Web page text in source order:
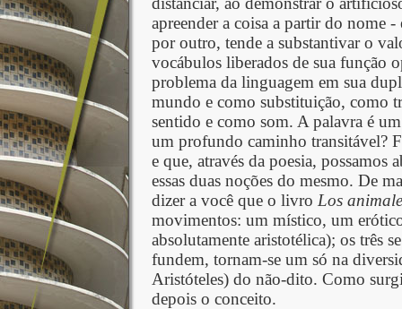
apreender a coisa a partir do nome -
por outro, tende a substantivar o
vocábulos liberados de sua função
problema da linguagem em sua
mundo e como substituição, como
sentido e como som. A palavra é
um profundo caminho transitável?
e que, através da poesia, possamos
essas duas noções do mesmo. De
dizer a você que o livro Los
movimentos: um místico, um
absolutamente aristotélica); os três
fundem, tornam-se um só na
Aristóteles) do não-dito. Como
depois o conceito.